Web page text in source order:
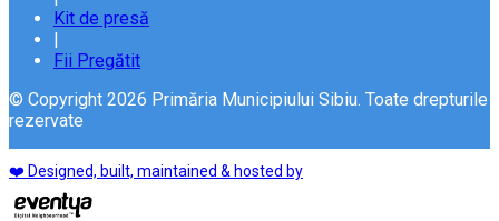
Kit de presă
Fii Pregătit
© Copyright 2026 Primăria Municipiului Sibiu. Toate drepturile
rezervate
❤️ Designed, built, maintained & hosted by